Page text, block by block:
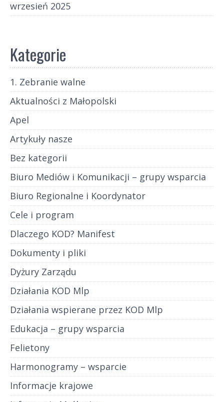
wrzesień 2025
Kategorie
1. Zebranie walne
Aktualności z Małopolski
Apel
Artykuły nasze
Bez kategorii
Biuro Mediów i Komunikacji – grupy wsparcia
Biuro Regionalne i Koordynator
Cele i program
Dlaczego KOD? Manifest
Dokumenty i pliki
Dyżury Zarządu
Działania KOD Mlp
Działania wspierane przez KOD Mlp
Edukacja – grupy wsparcia
Felietony
Harmonogramy – wsparcie
Informacje krajowe